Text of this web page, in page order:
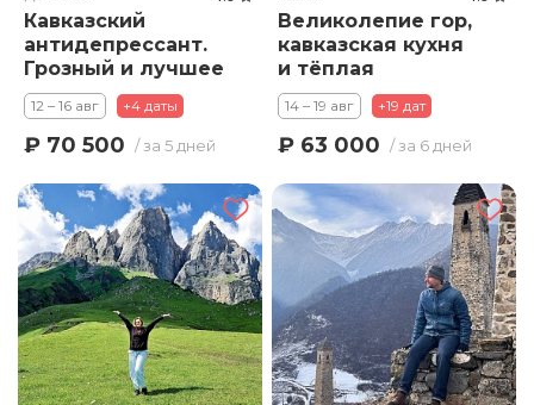
Кавказский
антидепрессант.
Грозный и лучшее
в Дагестане.
12 – 16 авг +4 даты
₽ 70 500 / за 5 дней
Великолепие гор,
кавказская кухня
и тёплая
компания
14 – 19 авг +19 дат
₽ 63 000 / за 6 дней